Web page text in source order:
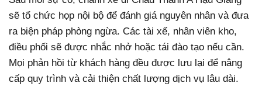
sẽ tổ chức họp nội bộ để đánh giá nguyên nhân và đưa
ra biện pháp phòng ngừa. Các tài xế, nhân viên kho,
điều phối sẽ được nhắc nhở hoặc tái đào tạo nếu cần.
Mọi phản hồi từ khách hàng đều được lưu lại để nâng
cấp quy trình và cải thiện chất lượng dịch vụ lâu dài.